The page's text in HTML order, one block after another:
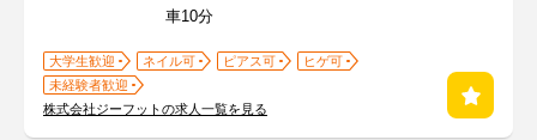
車10分
大学生歓迎 ネイル可 ピアス可
ヒゲ可
未経験者歓迎
株式会社ジーフットの求人一覧を見る